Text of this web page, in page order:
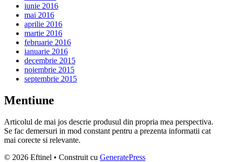
iunie 2016
mai 2016
aprilie 2016
martie 2016
februarie 2016
ianuarie 2016
decembrie 2015
noiembrie 2015
septembrie 2015
Mentiune
Articolul de mai jos descrie produsul din propria mea perspectiva.
Se fac demersuri in mod constant pentru a prezenta informatii cat
mai corecte si relevante.
© 2026 Eftinel • Construit cu GeneratePress